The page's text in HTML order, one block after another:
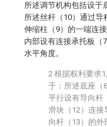
所述调节机构包括设于
所述丝杆（10）通过导
伸缩柱（9）的一端连
内部设有连接承托板（
水平角度。
2.根据权利要求
于：所述底座（
平行设有导向杆
滑块（12）连接
向杆（13）的